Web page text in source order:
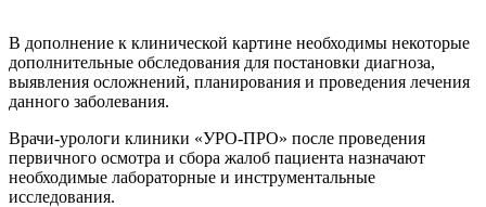
В дополнение к клинической картине необходимы некоторые
дополнительные обследования для постановки диагноза,
выявления осложнений, планирования и проведения лечения
данного заболевания.
Врачи-урологи клиники «УРО-ПРО» после проведения
первичного осмотра и сбора жалоб пациента назначают
необходимые лабораторные и инструментальные
исследования.